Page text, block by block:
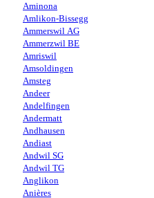
Aminona
Amlikon-Bissegg
Ammerswil AG
Ammerzwil BE
Amriswil
Amsoldingen
Amsteg
Andeer
Andelfingen
Andermatt
Andhausen
Andiast
Andwil SG
Andwil TG
Anglikon
Anières